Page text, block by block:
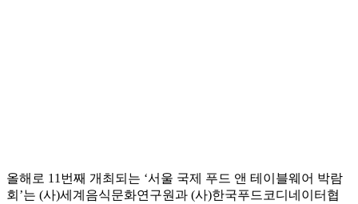
올해로 11번째 개최되는 ‘서울 국제 푸드 앤 테이블웨어 박람
회’는 (사)세계음식문화연구원과 (사)한국푸드코디네이터협